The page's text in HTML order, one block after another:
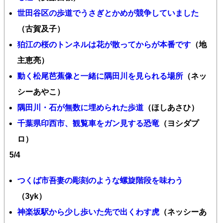
世田谷区の歩道でうさぎとかめが競争していました
（古賀及子）
狛江の桜のトンネルは花が散ってからが本番です （地
主恵亮）
動く松尾芭蕉像と一緒に隅田川を見られる場所 （ネッ
シーあやこ）
隅田川・石が無数に埋められた歩道 （ほしあさひ）
千葉県印西市、観覧車をガン見する恐竜 （ヨシダプ
ロ）
5/4
つくば市吾妻の彫刻のような螺旋階段を味わう
（3yk）
神楽坂駅から少し歩いた先で出くわす虎 （ネッシーあ